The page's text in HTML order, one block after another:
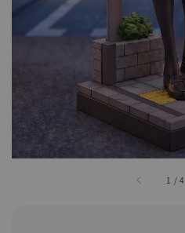
1 /4